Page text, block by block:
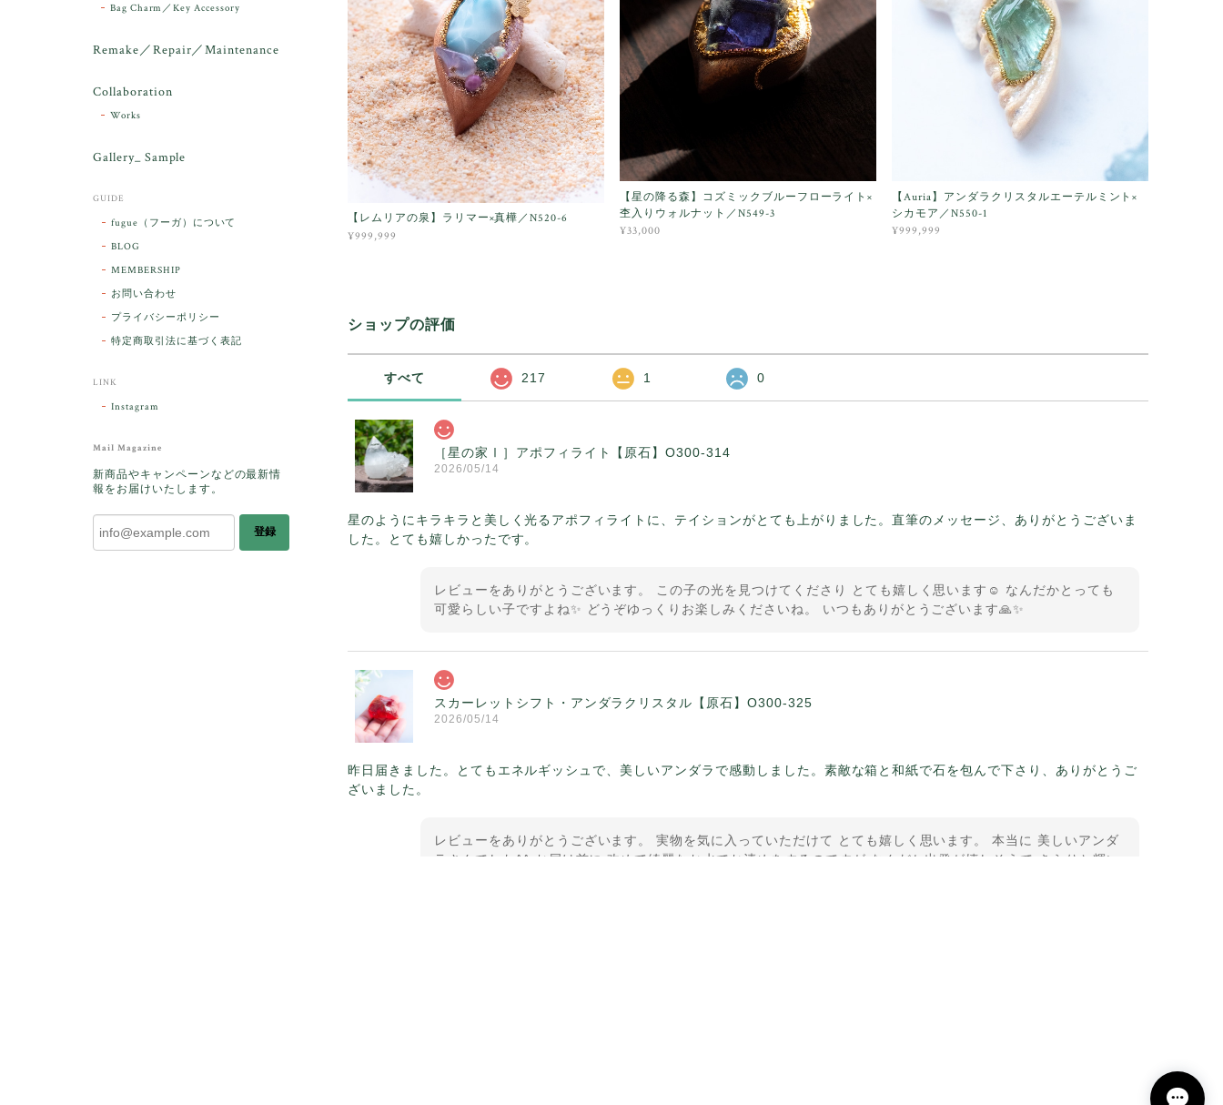
【レムリアの泉】ラリマー×真樺／N520-6
¥999,999
【星の降る森】コズミックブルーフローライト×
杢入りウォルナット／N549-3
¥33,000
【Auria】アンダラクリスタルエーテルミント×
シカモア／N550-1
¥999,999
ショップの評価
すべて 217 1 0
［星の家Ⅰ］アポフィライト【原石】O300-314
2026/05/14
星のようにキラキラと美しく光るアポフィライトに、テイションがとても上がりました。直筆のメッセージ、ありがとうございま
した。とても嬉しかったです。
レビューをありがとうございます。 この子の光を見つけてくださり とても嬉しく思います☺️ なんだかとっても
可愛らしい子ですよね✨ どうぞゆっくりお楽しみくださいね。 いつもありがとうございます🙏✨
スカーレットシフト・アンダラクリスタル【原石】O300-325
2026/05/14
昨日届きました。とてもエネルギッシュで、美しいアンダラで感動しました。素敵な箱と和紙で石を包んで下さり、ありがとうご
ざいました。
レビューをありがとうございます。 実物を気に入っていただけて とても嬉しく思います。 本当に 美しいアンダ
ラさんでした^^ お届け前に 改めて綺麗なお水でお清めをするのですが なんだか出発が嬉しそうで きらりと輝い
Bag Charm／Key Accessory
Remake／Repair／Maintenance
Collaboration
Works
Gallery_ Sample
GUIDE
fugue（フーガ）について
BLOG
MEMBERSHIP
お問い合わせ
プライバシーポリシー
特定商取引法に基づく表記
LINK
Instagram
Mail Magazine
新商品やキャンペーンなどの最新情
報をお届けいたします。
登録